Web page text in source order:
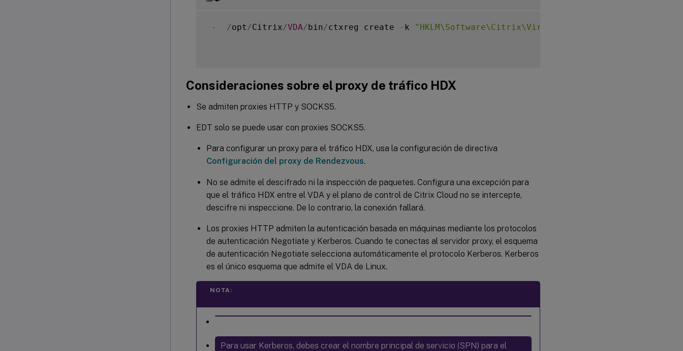
- /opt /Citrix/VDA/bin/ctxreg create - k "HKLM\Software\Citrix\VirtualDesktopAgent"
Consideraciones sobre el proxy de tráfico HDX
Se admiten proxies HTTP y SOCKS5.
EDT solo se puede usar con proxies SOCKS5.
Para configurar un proxy para el tráfico HDX, usa la configuración de directiva
Configuración del proxy de Rendezvous.
No se admite el descifrado ni la inspección de paquetes. Configura una excepción para
que el tráfico HDX entre el VDA y el plano de control de Citrix Cloud no se intercepte,
descifre ni inspeccione. De lo contrario, la conexión fallará.
Los proxies HTTP admiten la autenticación basada en máquinas mediante los protocolos
de autenticación Negotiate y Kerberos. Cuando te conectas al servidor proxy, el esquema
de autenticación Negotiate selecciona automáticamente el protocolo Kerberos. Kerberos
es el único esquema que admite el VDA de Linux.
NOTA:
Para usar Kerberos, debes crear el nombre principal de servicio (SPN) para el